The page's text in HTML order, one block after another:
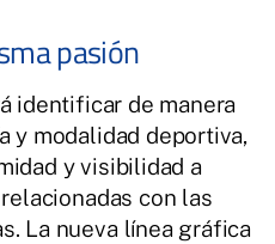
pasión
identificar de manera
y modalidad deportiva,
y visibilidad a
con las
La nueva línea gráfica